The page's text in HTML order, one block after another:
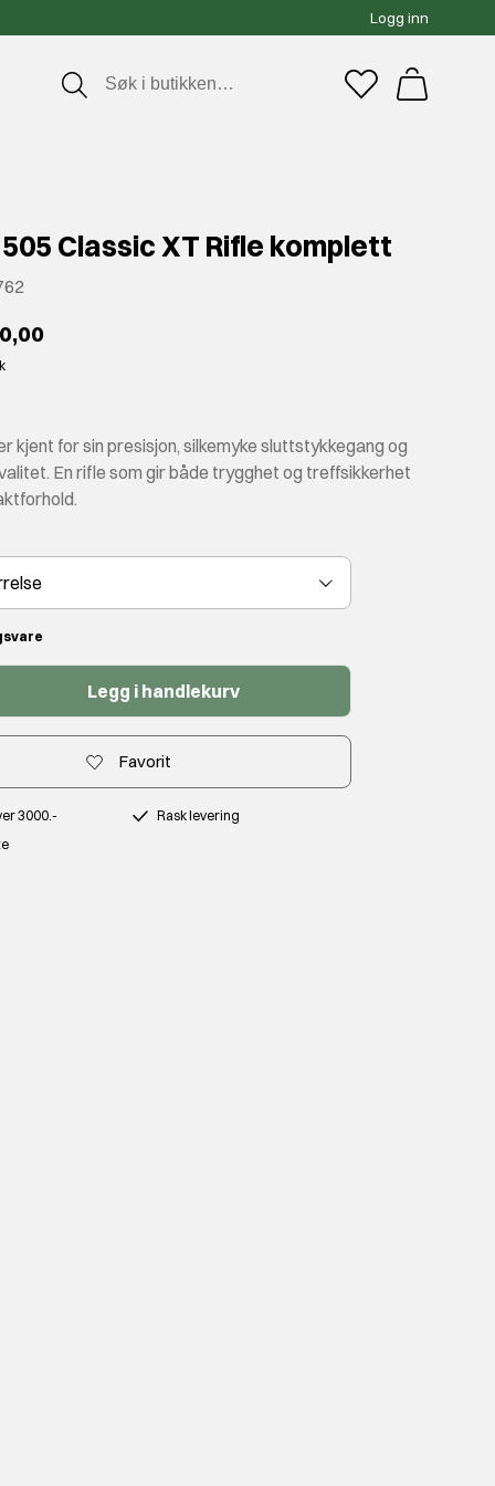
Logg inn
Classic XT Rifle komplett
kjent for sin presisjon, silkemyke sluttstykke­gang og
En rifle som gir både trygghet og treffsikkerhet
Legg i handlekurv
Favorit
3000.-
Rask levering